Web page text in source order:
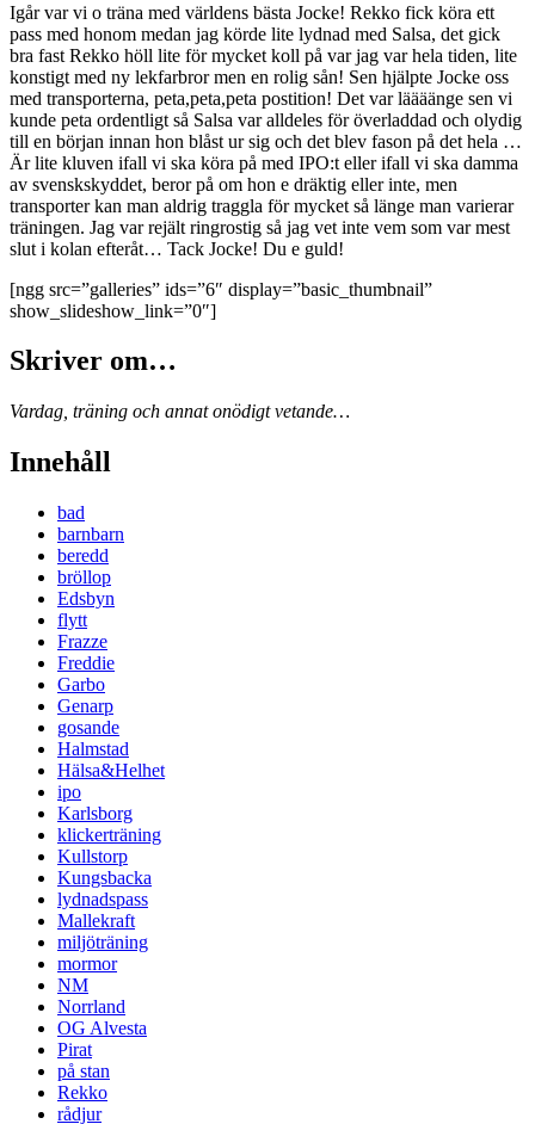
Igår var vi o träna med världens bästa Jocke! Rekko fick köra ett
pass med honom medan jag körde lite lydnad med Salsa, det gick
bra fast Rekko höll lite för mycket koll på var jag var hela tiden, lite
konstigt med ny lekfarbror men en rolig sån! Sen hjälpte Jocke oss
med transporterna, peta,peta,peta postition! Det var läääänge sen vi
kunde peta ordentligt så Salsa var alldeles för överladdad och olydig
till en början innan hon blåst ur sig och det blev fason på det hela …
Är lite kluven ifall vi ska köra på med IPO:t eller ifall vi ska damma
av svenskskyddet, beror på om hon e dräktig eller inte, men
transporter kan man aldrig traggla för mycket så länge man varierar
träningen. Jag var rejält ringrostig så jag vet inte vem som var mest
slut i kolan efteråt… Tack Jocke! Du e guld!
[ngg src=”galleries” ids=”6″ display=”basic_thumbnail”
show_slideshow_link=”0″]
Skriver om…
Vardag, träning och annat onödigt vetande…
Innehåll
bad
barnbarn
beredd
bröllop
Edsbyn
flytt
Frazze
Freddie
Garbo
Genarp
gosande
Halmstad
Hälsa&Helhet
ipo
Karlsborg
klickerträning
Kullstorp
Kungsbacka
lydnadspass
Mallekraft
miljöträning
mormor
NM
Norrland
OG Alvesta
Pirat
på stan
Rekko
rådjur